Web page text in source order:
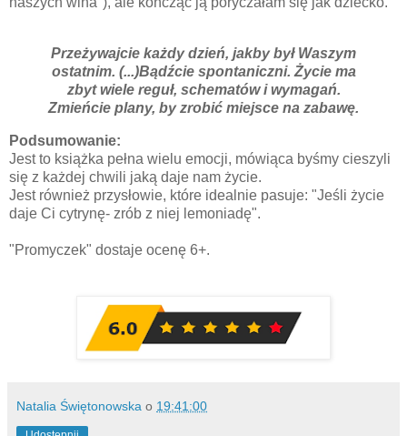
Przeżywajcie każdy dzień, jakby był Waszym
ostatnim. (...)Bądźcie spontaniczni. Życie ma
zbyt wiele reguł, schematów i wymagań.
Zmieńcie plany, by zrobić miejsce na zabawę.
Podsumowanie:
Jest to książka pełna wielu emocji, mówiąca byśmy cieszyli
się z każdej chwili jaką daje nam życie.
Jest również przysłowie, które idealnie pasuje: "Jeśli życie
daje Ci cytrynę- zrób z niej lemoniadę".
"Promyczek" dostaje ocenę 6+.
Natalia Świętonowska o 19:41:00